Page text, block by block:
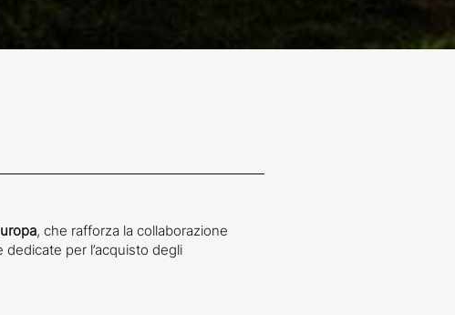
, che rafforza la collaborazione
per l’acquisto degli